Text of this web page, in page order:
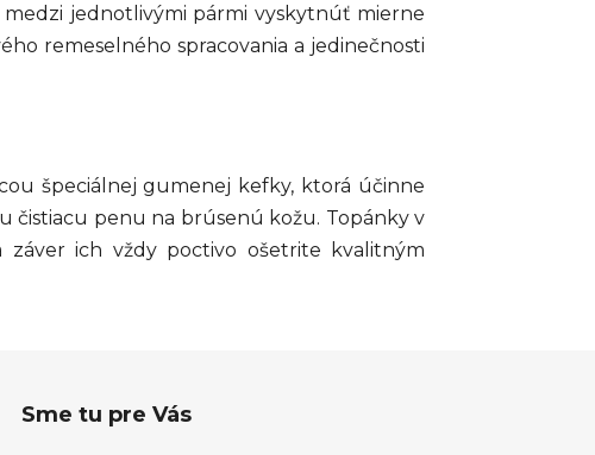
jednotlivými pármi vyskytnúť mierne
remeselného spracovania a jedinečnosti
špeciálnej gumenej kefky, ktorá účinne
čistiacu penu na brúsenú kožu. Topánky v
ich vždy poctivo ošetrite kvalitným
Sme tu pre Vás